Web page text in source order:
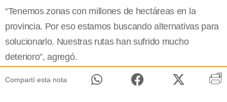
“Tenemos zonas con millones de hectáreas en la
provincia. Por eso estamos buscando alternativas para
solucionarlo. Nuestras rutas han sufrido mucho
deterioro”, agregó.
Compartí esta nota